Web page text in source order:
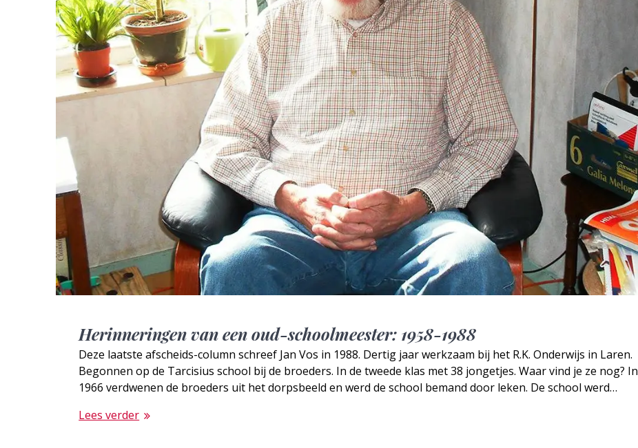
Herinneringen van een oud-schoolmeester: 1958-1988
Deze laatste afscheids-column schreef Jan Vos in 1988. Dertig jaar werkzaam bij het R.K. Onderwijs in Laren.
Begonnen op de Tarcisius school bij de broeders. In de tweede klas met 38 jongetjes. Waar vind je ze nog? In
1966 verdwenen de broeders uit het dorpsbeeld en werd de school bemand door leken. De school werd…
Lees verder